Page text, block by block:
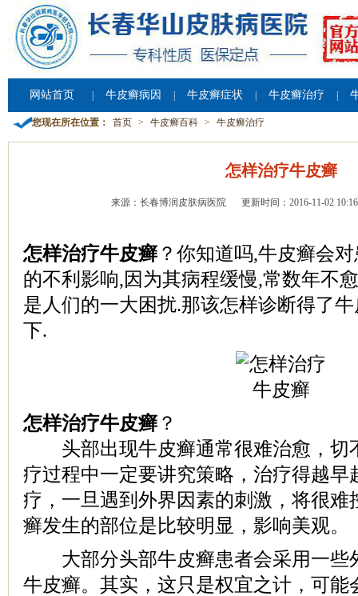
网站首页 牛皮癣病因 牛皮癣症状 牛皮癣治疗
您现在所在位置： 首页 > 牛皮癣百科 > 牛皮癣治疗
怎样治疗牛皮癣
来源：长春博润皮肤病医院 更新时间：2016-11-02
怎样治疗牛皮癣 ？你知道吗,牛皮癣会
的不利影响,因为其病程缓慢,常数年不
是人们的一大困扰.那该怎样诊断得了
下.
怎样治疗牛皮癣 ？
头部出现牛皮癣通常很难治愈，切
疗过程中一定要讲究策略，治疗得越早
疗，一旦遇到外界因素的刺激，将很难
癣发生的部位是比较明显，影响美观。
大部分头部牛皮癣患者会采用一些
牛皮癣。其实，这只是权宜之计，可能